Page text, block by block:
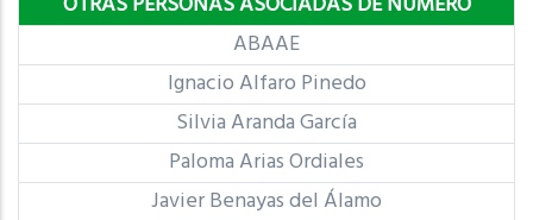
ABAAE
Ignacio Alfaro Pinedo
Silvia Aranda García
Paloma Arias Ordiales
Javier Benayas del Álamo